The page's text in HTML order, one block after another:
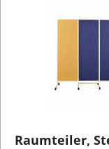
Raumteiler,